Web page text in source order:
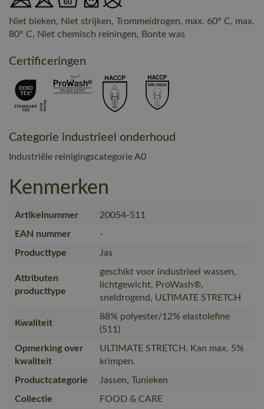
Niet bleken, Niet strijken, Trommeldrogen, max. 60° C, max.
80° C, Niet chemisch reiningen, Bonte was
Certificeringen
Categorie industrieel onderhoud
Industriële reinigingscategorie A0
Kenmerken
Artikelnummer
20054-511
EAN nummer
-
Producttype
Jas
Attributen
producttype
geschikt voor industrieel wassen,
lichtgewicht, ProWash®,
sneldrogend, ULTIMATE STRETCH
Kwaliteit
88% polyester/12% elastolefine
(511)
Opmerking over
kwaliteit
ULTIMATE STRETCH. Kan max. 5%
krimpen.
Productcategorie
Jassen, Tunieken
Collectie
FOOD & CARE